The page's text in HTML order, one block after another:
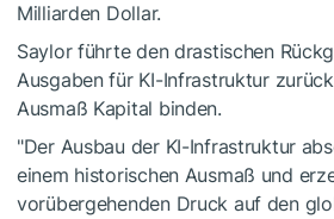
Milliarden Dollar.
Saylor führte den drastischen
Ausgaben für KI-Infrastruktur
Ausmaß Kapital binden.
"Der Ausbau der KI-Infrastruktur
einem historischen Ausmaß und
vorübergehenden Druck auf den